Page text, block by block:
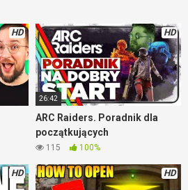
HD HD
26:42
ARC Raiders. Poradnik dla
początkujących
115 100%
HD HD